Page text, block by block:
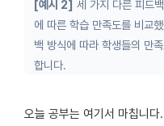
[예시 2] 세 가지 다른 피드
에 따른 학습 만족도를 비교
백 방식에 따라 학생들의 만
합니다.
오늘 공부는 여기서 마칩니